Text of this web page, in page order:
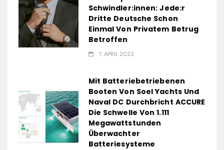
Schwindler:innen: Jede:r
Dritte Deutsche Schon
Einmal Von Privatem Betrug
Betroffen
7. APRIL 2022
Mit Batteriebetriebenen
Booten Von Soel Yachts Und
Naval DC Durchbricht ACCURE
Die Schwelle Von 1.111
Megawattstunden
Überwachter
Batteriesysteme